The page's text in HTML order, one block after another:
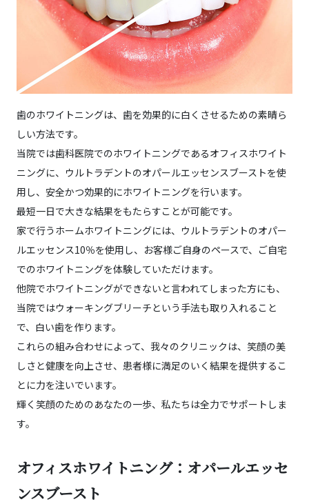
歯のホワイトニングは、歯を効果的に白くさせるための素晴ら
しい方法です。
当院では歯科医院でのホワイトニングであるオフィスホワイト
ニングに、ウルトラデントのオパールエッセンスブーストを使
用し、安全かつ効果的にホワイトニングを行います。
最短一日で大きな結果をもたらすことが可能です。
家で行うホームホワイトニングには、ウルトラデントのオパー
ルエッセンス10％を使用し、お客様ご自身のペースで、ご自宅
でのホワイトニングを体験していただけます。
他院でホワイトニングができないと言われてしまった方にも、
当院ではウォーキングブリーチという手法も取り入れること
で、白い歯を作ります。
これらの組み合わせによって、我々のクリニックは、笑顔の美
しさと健康を向上させ、患者様に満足のいく結果を提供するこ
とに力を注いでいます。
輝く笑顔のためのあなたの一歩、私たちは全力でサポートしま
す。
オフィスホワイトニング：オパールエッセ
ンスブースト